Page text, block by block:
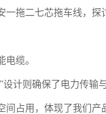
拖二七芯拖车线，探
缆。
计则确保了电力传输
占用，体现了我们产